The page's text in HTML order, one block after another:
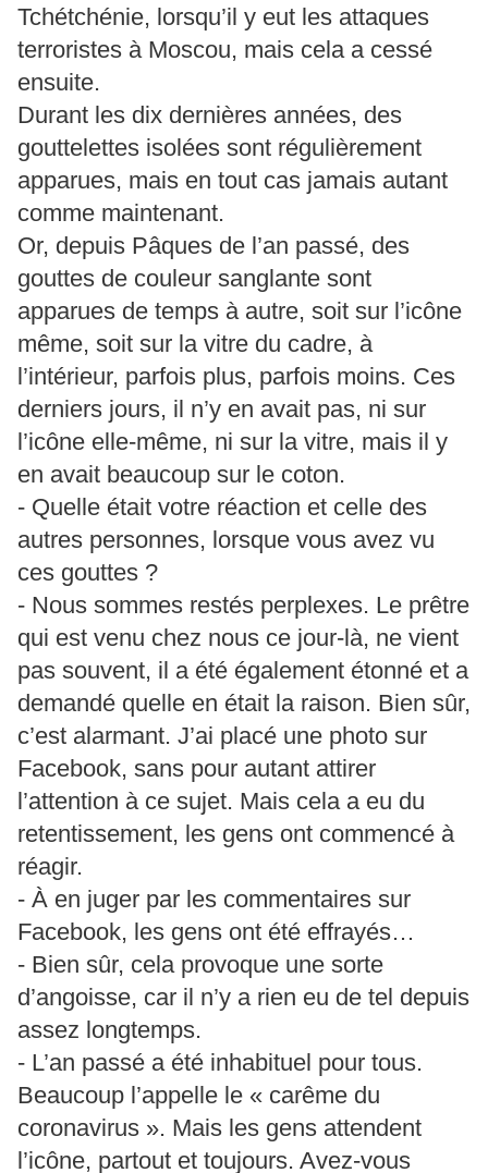
Tchétchénie, lorsqu’il y eut les attaques
terroristes à Moscou, mais cela a cessé
ensuite.
Durant les dix dernières années, des
gouttelettes isolées sont régulièrement
apparues, mais en tout cas jamais autant
comme maintenant.
Or, depuis Pâques de l’an passé, des
gouttes de couleur sanglante sont
apparues de temps à autre, soit sur l’icône
même, soit sur la vitre du cadre, à
l’intérieur, parfois plus, parfois moins. Ces
derniers jours, il n’y en avait pas, ni sur
l’icône elle-même, ni sur la vitre, mais il y
en avait beaucoup sur le coton.
- Quelle était votre réaction et celle des
autres personnes, lorsque vous avez vu
ces gouttes ?
- Nous sommes restés perplexes. Le prêtre
qui est venu chez nous ce jour-là, ne vient
pas souvent, il a été également étonné et a
demandé quelle en était la raison. Bien sûr,
c’est alarmant. J’ai placé une photo sur
Facebook, sans pour autant attirer
l’attention à ce sujet. Mais cela a eu du
retentissement, les gens ont commencé à
réagir.
- À en juger par les commentaires sur
Facebook, les gens ont été effrayés…
- Bien sûr, cela provoque une sorte
d’angoisse, car il n’y a rien eu de tel depuis
assez longtemps.
- L’an passé a été inhabituel pour tous.
Beaucoup l’appelle le « carême du
coronavirus ». Mais les gens attendent
l’icône, partout et toujours. Avez-vous